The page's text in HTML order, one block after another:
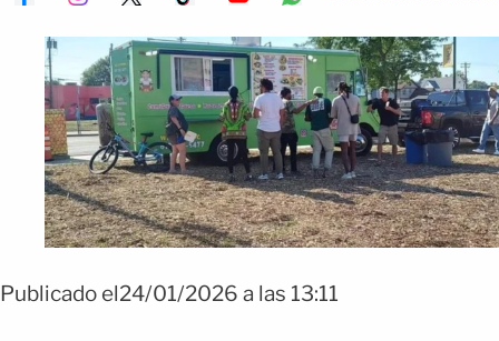
Publicado el24/01/2026 a las 13:11